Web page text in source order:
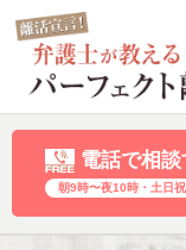
電話で相談
朝9時〜夜10時・⼟⽇祝